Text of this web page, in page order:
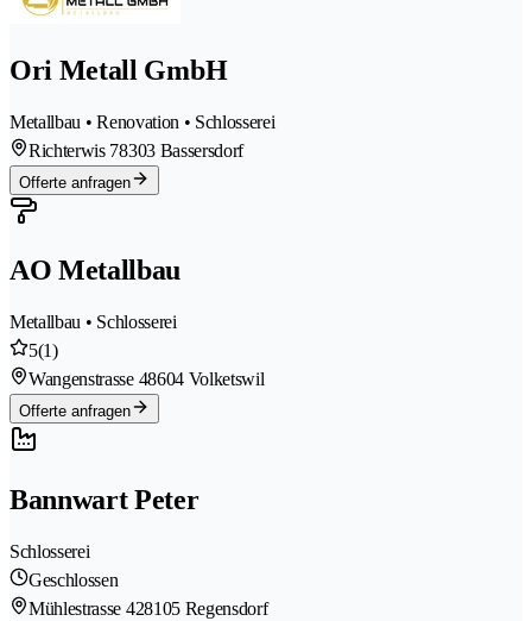
Ori Metall GmbH
Metallbau • Renovation • Schlosserei
Richterwis 78303 Bassersdorf
Offerte anfragen
AO Metallbau
Metallbau • Schlosserei
5(1)
Wangenstrasse 48604 Volketswil
Offerte anfragen
Bannwart Peter
Schlosserei
Geschlossen
Mühlestrasse 428105 Regensdorf